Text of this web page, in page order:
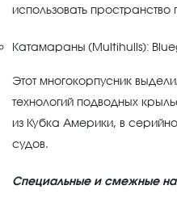
использовать пространство
Катамараны (Multihulls):
Этот многокорпусник
технологий подводных
из Кубка Америки, в
судов.
Специальные и смежные